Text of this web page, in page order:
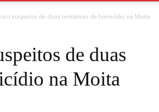
suspeitos de duas tentativas de homicídio na Moita
de duas
na Moita